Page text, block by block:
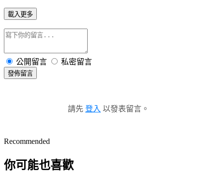
載入更多
公開留言 私密留言
發佈留言
請先 登入 以發表留言。
Recommended
你可能也喜歡